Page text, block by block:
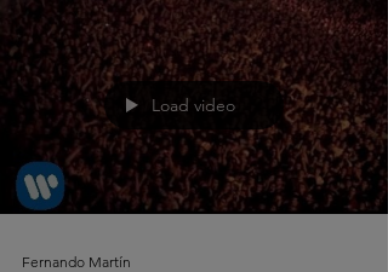
Load video
Fernando Martín